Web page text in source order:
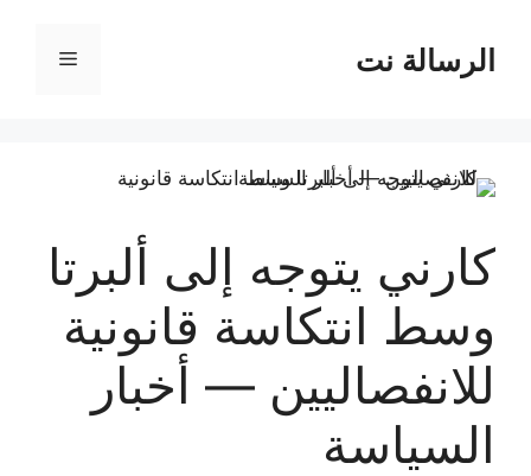
المحتوىالرسالة نت القائمة
كارني يتوجه إلى ألبرتا
وسط انتكاسة قانونية
للانفصاليين — أخبار
السياسة